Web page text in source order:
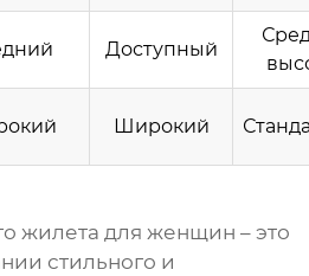
Доступный
Широкий
жилета для женщин – это
стильного и